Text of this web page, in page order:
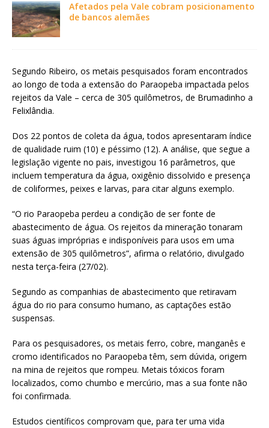
Afetados pela Vale cobram posicionamento
de bancos alemães
Segundo Ribeiro, os metais pesquisados foram encontrados
ao longo de toda a extensão do Paraopeba impactada pelos
rejeitos da Vale – cerca de 305 quilômetros, de Brumadinho a
Felixlândia.
Dos 22 pontos de coleta da água, todos apresentaram índice
de qualidade ruim (10) e péssimo (12). A análise, que segue a
legislação vigente no pais, investigou 16 parâmetros, que
incluem temperatura da água, oxigênio dissolvido e presença
de coliformes, peixes e larvas, para citar alguns exemplo.
“O rio Paraopeba perdeu a condição de ser fonte de
abastecimento de água. Os rejeitos da mineração tonaram
suas águas impróprias e indisponíveis para usos em uma
extensão de 305 quilômetros”, afirma o relatório, divulgado
nesta terça-feira (27/02).
Segundo as companhias de abastecimento que retiravam
água do rio para consumo humano, as captações estão
suspensas.
Para os pesquisadores, os metais ferro, cobre, manganês e
cromo identificados no Paraopeba têm, sem dúvida, origem
na mina de rejeitos que rompeu. Metais tóxicos foram
localizados, como chumbo e mercúrio, mas a sua fonte não
foi confirmada.
Estudos científicos comprovam que, para ter uma vida